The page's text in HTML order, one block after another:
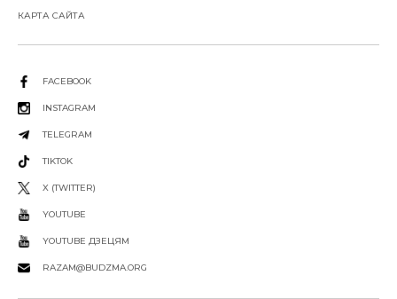
КАРТА САЙТА
FACEBOOK
INSTAGRAM
TELEGRAM
TIKTOK
X (TWITTER)
YOUTUBE
YOUTUBE ДЗЕЦЯМ
RAZAM@BUDZMA.ORG